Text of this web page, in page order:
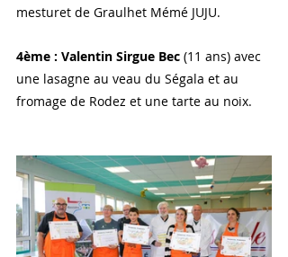
mesturet de Graulhet Mémé JUJU.
4ème : Valentin Sirgue Bec (11 ans) avec
une lasagne au veau du Ségala et au
fromage de Rodez et une tarte au noix.